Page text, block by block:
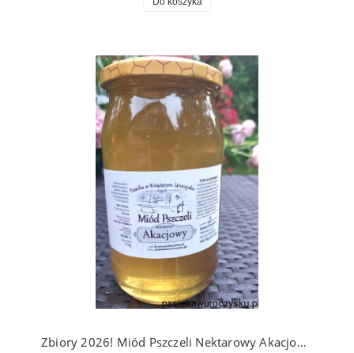
Zbiory 2026! Miód Pszczeli Nektarowy Akacjowy 1,1 kg. Prosto Z Ula Do Słoika!